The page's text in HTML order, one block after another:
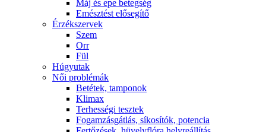
Máj és epe betegség
Emésztést elősegítő
Érzékszervek
Szem
Orr
Fül
Húgyutak
Női problémák
Betétek, tamponok
Klimax
Terhességi tesztek
Fogamzásgátlás, síkosítók, potencia